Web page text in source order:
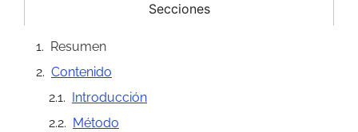
Secciones
Resumen
Contenido
Introducción
Método